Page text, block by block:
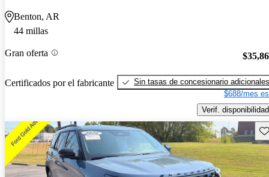
Benton, AR
44 millas
Gran oferta
Certificados por el fabricante
Sin tasas de concesionario adicionales
$688/mes
Verif. disponibilidad